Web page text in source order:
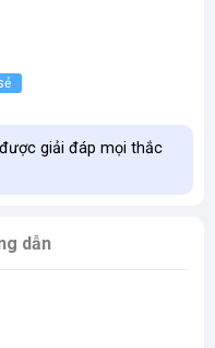
giải đáp mọi thắc
dẫn
TO-92,